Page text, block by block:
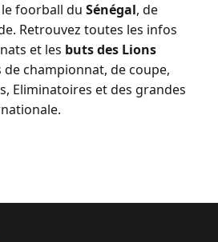
foorball du Sénégal, de
Retrouvez toutes les infos
et les buts des Lions
championnat, de coupe,
Eliminatoires et des grandes